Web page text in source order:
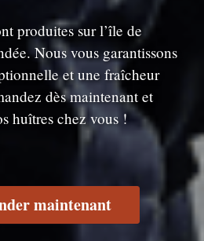
produites sur l’île de
Nous vous garantissons
et une fraîcheur
dès maintenant et
huîtres chez vous !
maintenant